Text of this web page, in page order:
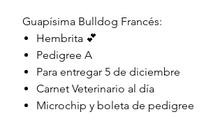
Guapísima Bulldog Francés:
Hembrita 💕
Pedigree A
Para entregar 5 de diciembre
Carnet Veterinario al día
Microchip y boleta de pedigree